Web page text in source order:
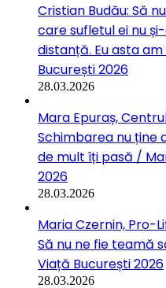
Cristian Budău: Să
care sufletul ei nu
distanță. Eu asta
București 2026
28.03.2026
Mara Epuraș,
Schimbarea nu ține
de mult îți pasă /
2026
28.03.2026
Maria Czernin, Pro-
Să nu ne fie teamă
Viață București 2026
28.03.2026